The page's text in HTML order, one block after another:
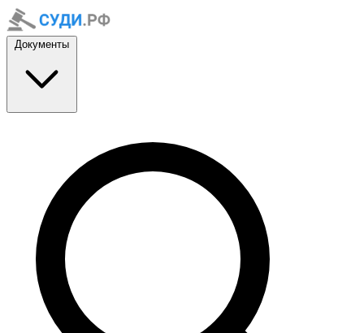
Документы